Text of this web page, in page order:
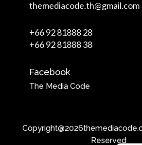
themediacode.th@gmail.com
+66 92 81888 28
+66 92 81888 38
Facebook
The Media Code
Reserved